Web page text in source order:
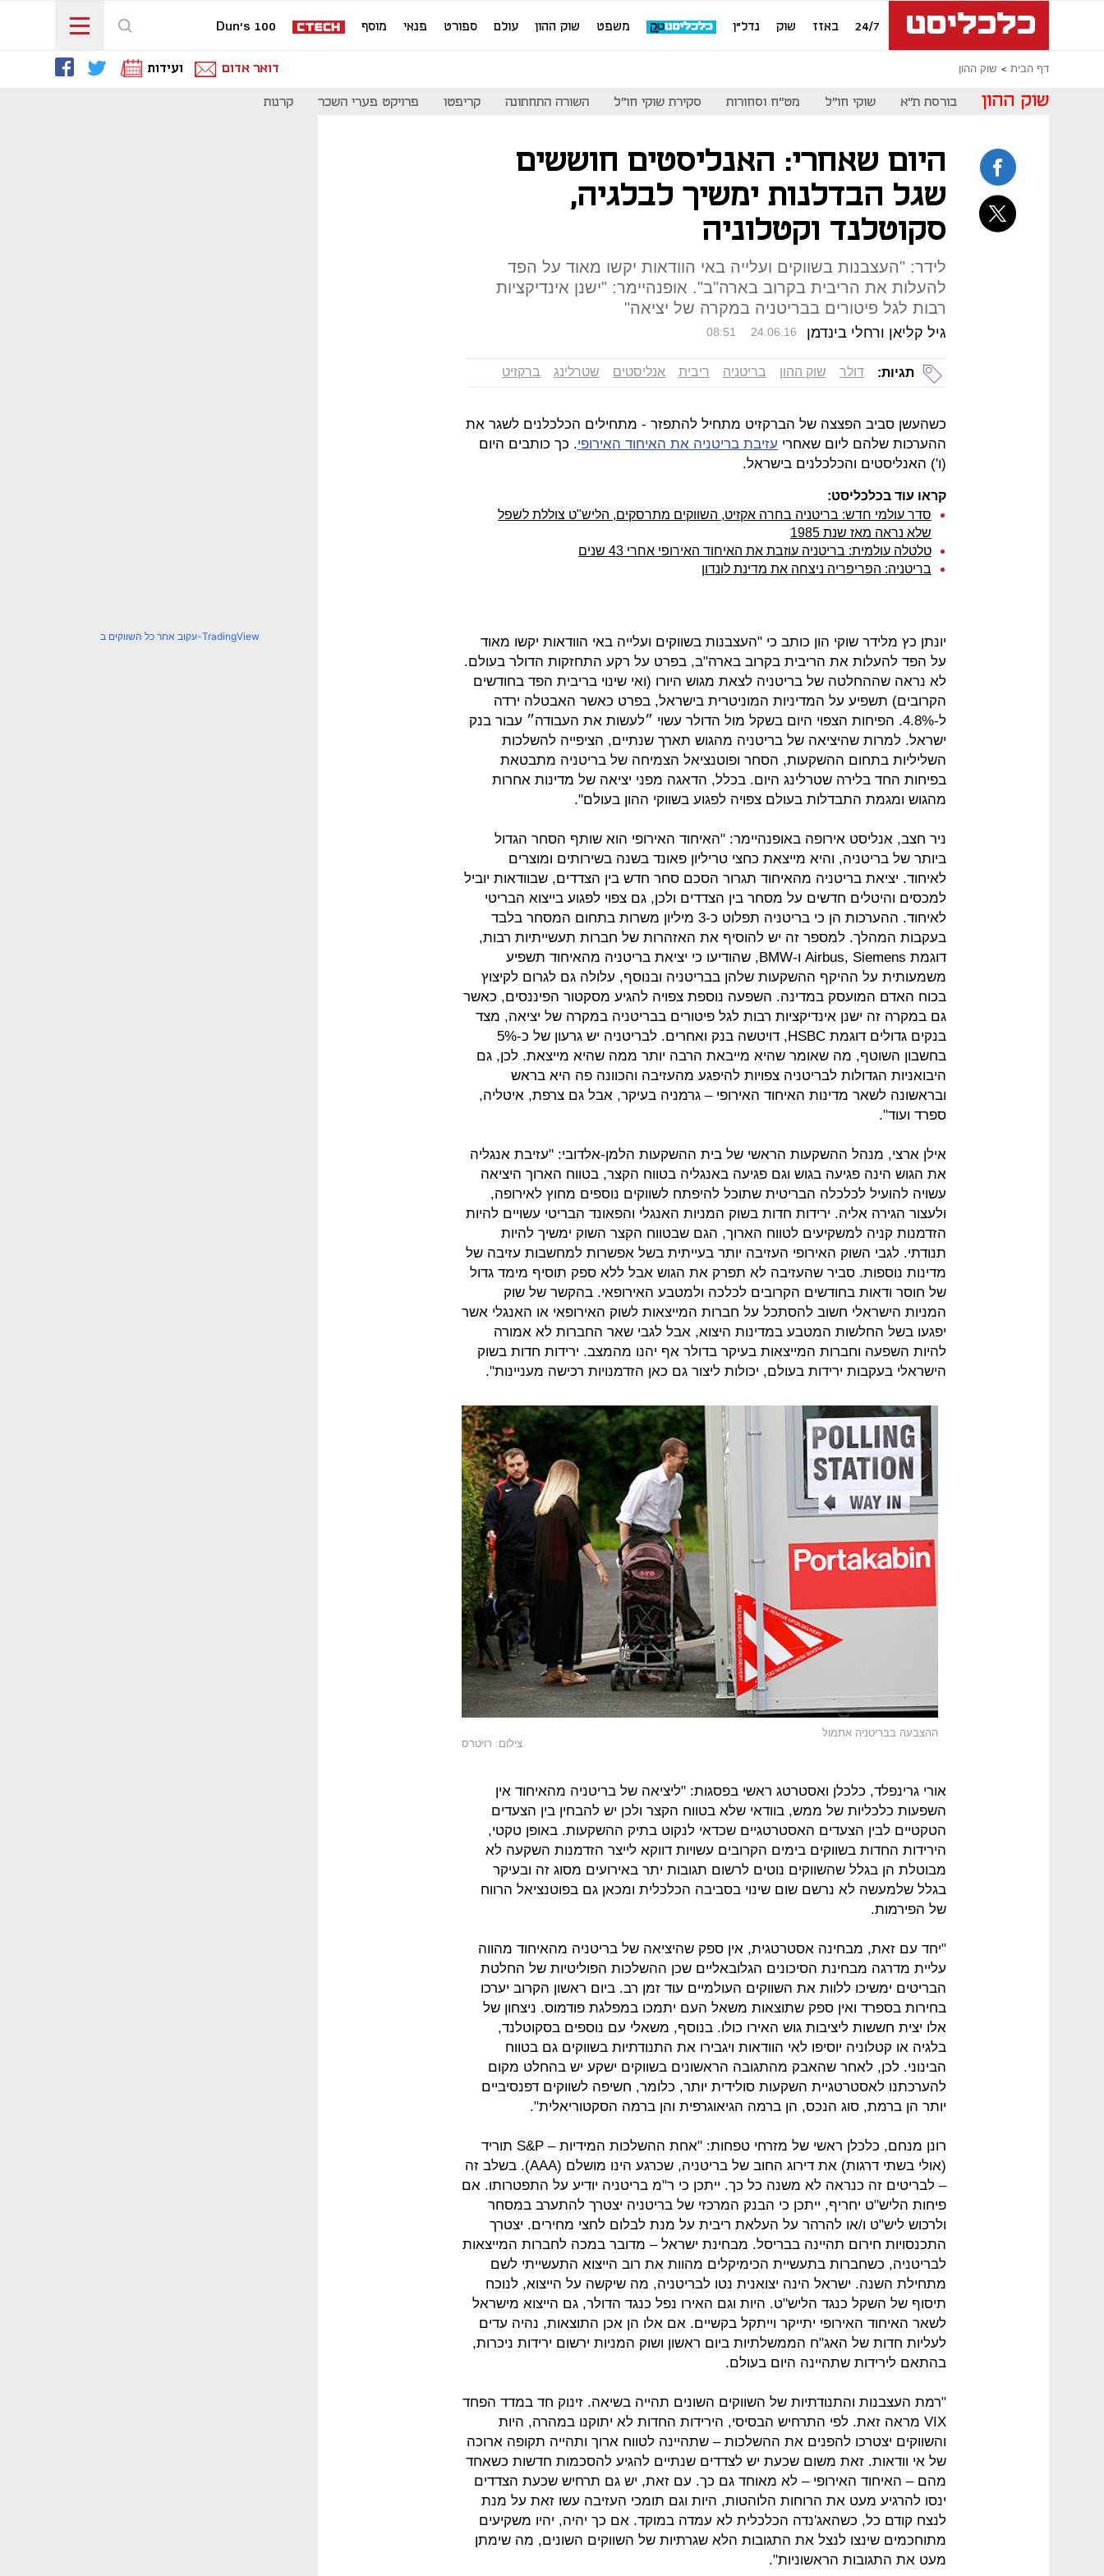
24/7 באזז שוק נדל"ן משפט שוק ההון עולם ספורט פנאי מוסף Dun's 100
דף הבית שוק ההון דואר אדום ועידות
שוק ההון בורסת ת"א שוקי חו"ל מט"ח וסחורות סקירת שוקי חו"ל השורה התחתונה קריפטו פרויקט פערי השכר קרנות
היום שאחרי: האנליסטים חוששים
שגל הבדלנות ימשיך לבלגיה,
סקוטלנד וקטלוניה
לידר: "העצבנות בשווקים ועלייה באי הוודאות יקשו מאוד על הפד
להעלות את הריבית בקרוב בארה"ב". אופנהיימר: "ישנן אינדיקציות
רבות לגל פיטורים בבריטניה במקרה של יציאה"
גיל קליאן ורחלי בינדמן 08:51 24.06.16
תגיות: דולר שוק ההון בריטניה ריבית אנליסטים שטרלינג ברקזיט
כשהעשן סביב הפצצה של הברקזיט מתחיל להתפזר - מתחילים הכלכלנים לשגר את
ההערכות שלהם ליום שאחרי עזיבת בריטניה את האיחוד האירופי. כך כותבים היום
(ו') האנליסטים והכלכלנים בישראל.
קראו עוד בכלכליסט:
סדר עולמי חדש: בריטניה בחרה אקזיט, השווקים מתרסקים, הליש"ט צוללת לשפל
שלא נראה מאז שנת 1985
טלטלה עולמית: בריטניה עוזבת את האיחוד האירופי אחרי 43 שנים
בריטניה: הפריפריה ניצחה את מדינת לונדון
יונתן כץ מלידר שוקי הון כותב כי "העצבנות בשווקים ועלייה באי הוודאות יקשו מאוד
על הפד להעלות את הריבית בקרוב בארה"ב, בפרט על רקע התחזקות הדולר בעולם.
לא נראה שההחלטה של בריטניה לצאת מגוש היורו (ואי שינוי בריבית הפד בחודשים
הקרובים) תשפיע על המדיניות המוניטרית בישראל, בפרט כאשר האבטלה ירדה
ל-4.8%. הפיחות הצפוי היום בשקל מול הדולר עשוי ״לעשות את העבודה״ עבור בנק
ישראל. למרות שהיציאה של בריטניה מהגוש תארך שנתיים, הציפייה להשלכות
השליליות בתחום ההשקעות, הסחר ופוטנציאל הצמיחה של בריטניה מתבטאת
בפיחות החד בלירה שטרלינג היום. בכלל, הדאגה מפני יציאה של מדינות אחרות
מהגוש ומגמת התבדלות בעולם צפויה לפגוע בשווקי ההון בעולם".
ניר חצב, אנליסט אירופה באופנהיימר: "האיחוד האירופי הוא שותף הסחר הגדול
ביותר של בריטניה, והיא מייצאת כחצי טריליון פאונד בשנה בשירותים ומוצרים
לאיחוד. יציאת בריטניה מהאיחוד תגרור הסכם סחר חדש בין הצדדים, שבוודאות יוביל
למכסים והיטלים חדשים על מסחר בין הצדדים ולכן, גם צפוי לפגוע בייצוא הבריטי
לאיחוד. ההערכות הן כי בריטניה תפלוט כ-3 מיליון משרות בתחום המסחר בלבד
בעקבות המהלך. למספר זה יש להוסיף את האזהרות של חברות תעשייתיות רבות,
דוגמת Airbus, Siemens ו-BMW, שהודיעו כי יציאת בריטניה מהאיחוד תשפיע
משמעותית על ההיקף ההשקעות שלהן בבריטניה ובנוסף, עלולה גם לגרום לקיצוץ
בכוח האדם המועסק במדינה. השפעה נוספת צפויה להגיע מסקטור הפיננסים, כאשר
גם במקרה זה ישנן אינדיקציות רבות לגל פיטורים בבריטניה במקרה של יציאה, מצד
בנקים גדולים דוגמת HSBC, דויטשה בנק ואחרים. לבריטניה יש גרעון של כ-5%
בחשבון השוטף, מה שאומר שהיא מייבאת הרבה יותר ממה שהיא מייצאת. לכן, גם
היבואניות הגדולות לבריטניה צפויות להיפגע מהעזיבה והכוונה פה היא בראש
ובראשונה לשאר מדינות האיחוד האירופי – גרמניה בעיקר, אבל גם צרפת, איטליה,
ספרד ועוד".
אילן ארצי, מנהל ההשקעות הראשי של בית ההשקעות הלמן-אלדובי: "עזיבת אנגליה
את הגוש הינה פגיעה בגוש וגם פגיעה באנגליה בטווח הקצר, בטווח הארוך היציאה
עשויה להועיל לכלכלה הבריטית שתוכל להיפתח לשווקים נוספים מחוץ לאירופה,
ולעצור הגירה אליה. ירידות חדות בשוק המניות האנגלי והפאונד הבריטי עשויים להיות
הזדמנות קניה למשקיעים לטווח הארוך, הגם שבטווח הקצר השוק ימשיך להיות
תנודתי. לגבי השוק האירופי העזיבה יותר בעייתית בשל אפשרות למחשבות עזיבה של
מדינות נוספות. סביר שהעזיבה לא תפרק את הגוש אבל ללא ספק תוסיף מימד גדול
של חוסר ודאות בחודשים הקרובים לכלכה ולמטבע האירופאי. בהקשר של שוק
המניות הישראלי חשוב להסתכל על חברות המייצאות לשוק האירופאי או האנגלי אשר
יפגעו בשל החלשות המטבע במדינות היצוא, אבל לגבי שאר החברות לא אמורה
להיות השפעה וחברות המייצאות בעיקר בדולר אף יהנו מהמצב. ירידות חדות בשוק
הישראלי בעקבות ירידות בעולם, יכולות ליצור גם כאן הזדמנויות רכישה מעניינות".
ההצבעה בבריטניה אתמול
צילום: רויטרס
אורי גרינפלד, כלכלן ואסטרטג ראשי בפסגות: "ליציאה של בריטניה מהאיחוד אין
השפעות כלכליות של ממש, בוודאי שלא בטווח הקצר ולכן יש להבחין בין הצעדים
הטקטיים לבין הצעדים האסטרטגיים שכדאי לנקוט בתיק ההשקעות. באופן טקטי,
הירידות החדות בשווקים בימים הקרובים עשויות דווקא לייצר הזדמנות השקעה לא
מבוטלת הן בגלל שהשווקים נוטים לרשום תגובות יתר באירועים מסוג זה ובעיקר
בגלל שלמעשה לא נרשם שום שינוי בסביבה הכלכלית ומכאן גם בפוטנציאל הרווח
של הפירמות.
"יחד עם זאת, מבחינה אסטרטגית, אין ספק שהיציאה של בריטניה מהאיחוד מהווה
עליית מדרגה מבחינת הסיכונים הגלובאליים שכן ההשלכות הפוליטיות של החלטת
הבריטים ימשיכו ללוות את השווקים העולמיים עוד זמן רב. ביום ראשון הקרוב יערכו
בחירות בספרד ואין ספק שתוצאות משאל העם יתמכו במפלגת פודמוס. ניצחון של
אלו יצית חששות ליציבות גוש האירו כולו. בנוסף, משאלי עם נוספים בסקוטלנד,
בלגיה או קטלוניה יוסיפו לאי הוודאות ויגבירו את התנודתיות בשווקים גם בטווח
הבינוני. לכן, לאחר שהאבק מהתגובה הראשונים בשווקים ישקע יש בהחלט מקום
להערכתנו לאסטרטגיית השקעות סולידית יותר, כלומר, חשיפה לשווקים דפנסיביים
יותר הן ברמת, סוג הנכס, הן ברמה הגיאוגרפית והן ברמה הסקטוריאלית".
רונן מנחם, כלכלן ראשי של מזרחי טפחות: "אחת ההשלכות המידיות – S&P תוריד
(אולי בשתי דרגות) את דירוג החוב של בריטניה, שכרגע הינו מושלם (AAA). בשלב זה
– לבריטים זה כנראה לא משנה כל כך. ייתכן כי ר"מ בריטניה יודיע על התפטרותו. אם
פיחות הליש"ט יחריף, ייתכן כי הבנק המרכזי של בריטניה יצטרך להתערב במסחר
ולרכוש ליש"ט ו/או להרהר על העלאת ריבית על מנת לבלום לחצי מחירים. יצטרך
התכנסויות חירום תהיינה בבריסל. מבחינת ישראל – מדובר במכה לחברות המייצאות
לבריטניה, כשחברות בתעשיית הכימיקלים מהוות את רוב הייצוא התעשייתי לשם
מתחילת השנה. ישראל הינה יצואנית נטו לבריטניה, מה שיקשה על הייצוא, לנוכח
תיסוף של השקל כנגד הליש"ט. היות וגם האירו נפל כנגד הדולר, גם הייצוא מישראל
לשאר האיחוד האירופי יתייקר וייתקל בקשיים. אם אלו הן אכן התוצאות, נהיה עדים
לעליות חדות של האג"ח הממשלתיות ביום ראשון ושוק המניות ירשום ירידות ניכרות,
בהתאם לירידות שתהיינה היום בעולם.
"רמת העצבנות והתנודתיות של השווקים השונים תהייה בשיאה. זינוק חד במדד הפחד
VIX מראה זאת. לפי התרחיש הבסיסי, הירידות החדות לא יתוקנו במהרה, היות
והשווקים יצטרכו להפנים את ההשלכות – שתהיינה לטווח ארוך ותהייה תקופה ארוכה
של אי וודאות. זאת משום שכעת יש לצדדים שנתיים להגיע להסכמות חדשות כשאחד
מהם – האיחוד האירופי – לא מאוחד גם כך. עם זאת, יש גם תרחיש שכעת הצדדים
ינסו להרגיע מעט את הרוחות הלוהטות, היות וגם תומכי העזיבה עשו זאת על מנת
לנצח קודם כל, כשהאג'נדה הכלכלית לא עמדה במוקד. אם כך יהיה, יהיו משקיעים
מתוחכמים שינצו לנצל את התגובות הלא שגרתיות של השווקים השונים, מה שימתן
מעט את התגובות הראשוניות".
עקוב אחר כל השווקים ב-TradingView